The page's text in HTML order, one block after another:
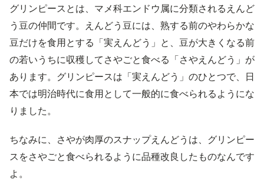
グリンピースとは、マメ科エンドウ属に分類されるえんど
う豆の仲間です。えんどう豆には、熟する前のやわらかな
豆だけを食用とする「実えんどう」と、豆が大きくなる前
の若いうちに収穫してさやごと食べる「さやえんどう」が
あります。グリンピースは「実えんどう」のひとつで、日
本では明治時代に食用として一般的に食べられるようにな
りました。
ちなみに、さやが肉厚のスナップえんどうは、グリンピー
スをさやごと食べられるように品種改良したものなんです
よ。